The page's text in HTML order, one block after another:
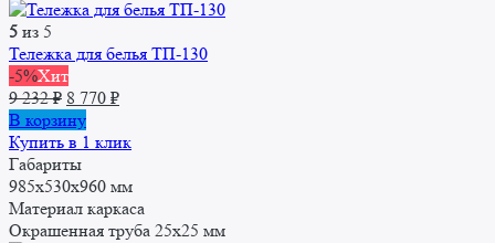
5 из 5
Тележка для белья ТП-130
-5%Хит
9 232₽ Первоначальная
цена
составляла
9
232 ₽.
8 770 ₽Текущая
8
В корзину
Купить в 1 клик
Габариты
985х530х960 мм
Материал каркаса
Окрашенная труба 25x25 мм